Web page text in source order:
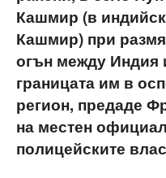
Кашмир (в
Кашмир) при
огън между Индия
границата им в
регион, предаде
на местен
полицейските